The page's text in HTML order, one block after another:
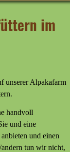
im
unserer Alpakafarm
handvoll
und eine
anbieten und einen
tun wir nicht,